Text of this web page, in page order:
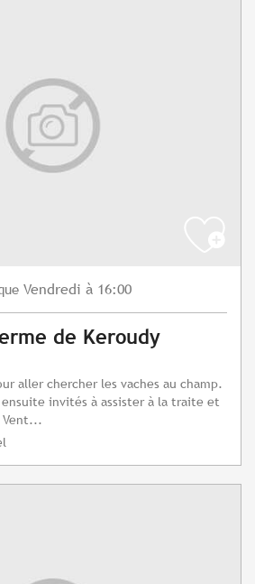
Vendredi à 16:00
de Keroudy
aller chercher les vaches au champ.
invités à assister à la traite et
Vent...